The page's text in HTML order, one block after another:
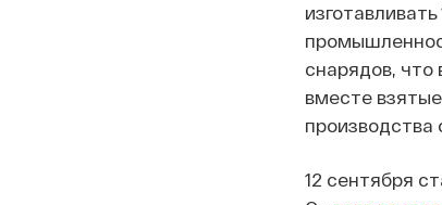
снарядов,
вместе
производства
12 сентября